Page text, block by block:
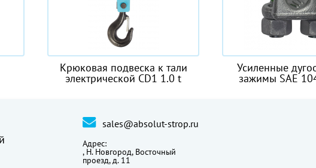
к тали
CD1 1.0 t
Усиленные дугообразные
зажимы SAE 1045 ТИП B
sales@absolut-strop.ru
Адрес:
, Н. Новгород, Восточный
проезд, д. 11